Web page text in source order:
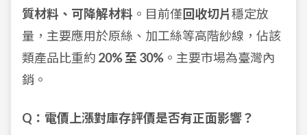
質材料、可降解材料 。目前僅回收切片穩定放
量，主要應用於原絲、加工絲等高階紗線，佔該
類產品比重約 20% 至 30% 。主要市場為臺灣內
銷。
Q：電價上漲對庫存評價是否有正面影響？